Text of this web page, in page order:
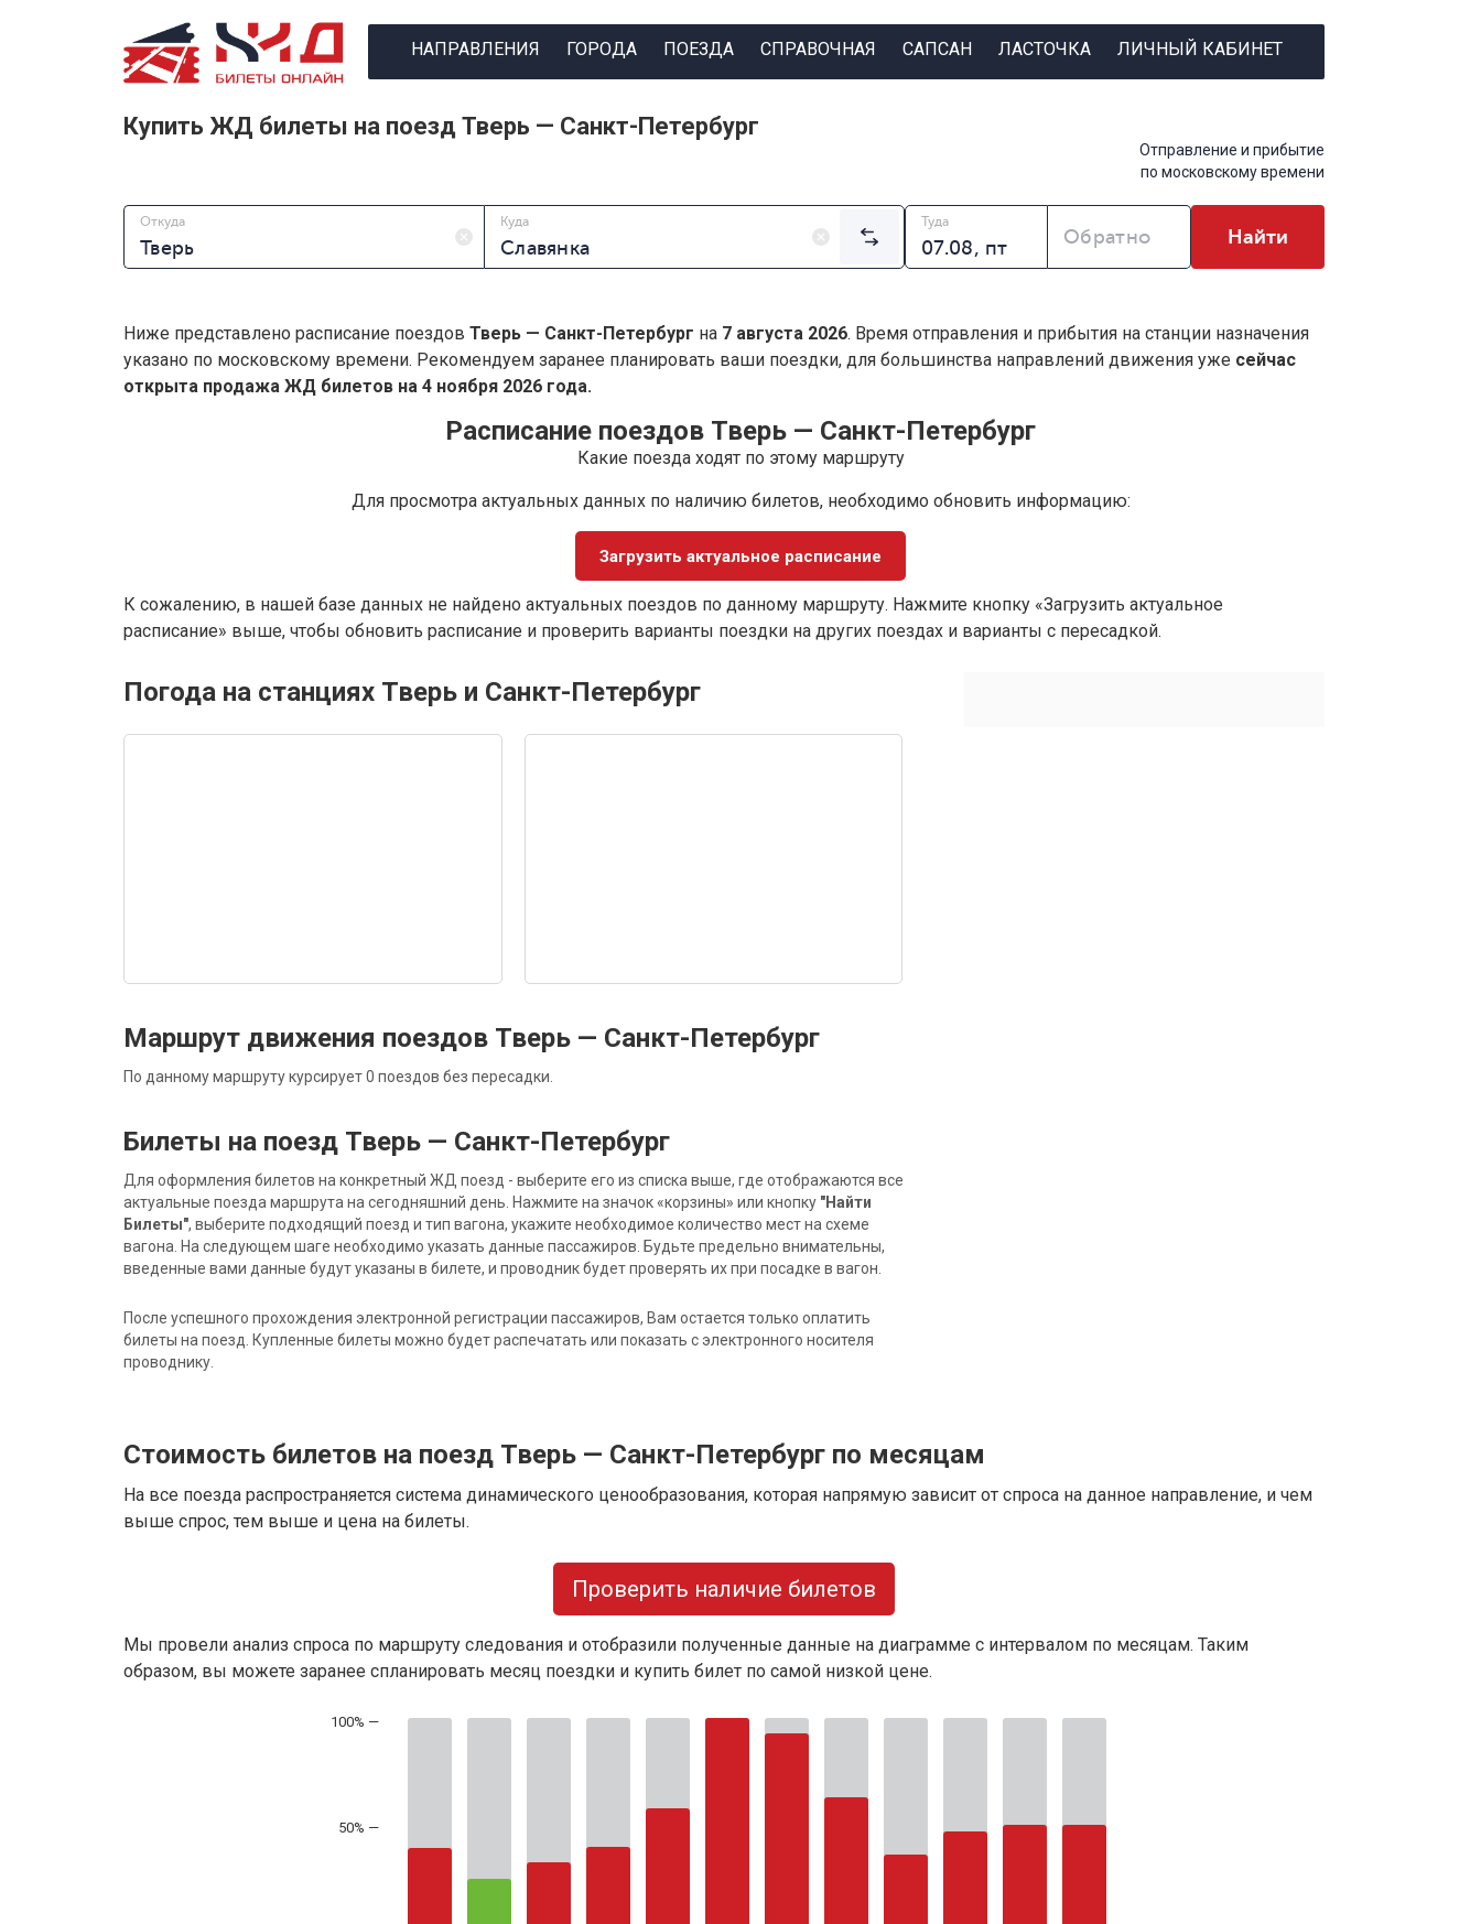
НАПРАВЛЕНИЯ ГОРОДА ПОЕЗДА СПРАВОЧНАЯ САПСАН ЛАСТОЧКА ЛИЧНЫЙ КАБИНЕТ
Купить ЖД билеты на поезд Тверь — Санкт-Петербург
Отправление и прибытие
по московскому времени
Откуда Куда Туда
Обратно Найти
Ниже представлено расписание поездов Тверь — Санкт-Петербург на 7 августа 2026. Время отправления и прибытия на станции назначения
указано по московскому времени. Рекомендуем заранее планировать ваши поездки, для большинства направлений движения уже сейчас
открыта продажа ЖД билетов на 4 ноября 2026 года.
Расписание поездов Тверь — Санкт-Петербург
Какие поезда ходят по этому маршруту
Для просмотра актуальных данных по наличию билетов, необходимо обновить информацию:
Загрузить актуальное расписание
К сожалению, в нашей базе данных не найдено актуальных поездов по данному маршруту. Нажмите кнопку «Загрузить актуальное
расписание» выше, чтобы обновить расписание и проверить варианты поездки на других поездах и варианты с пересадкой.
Погода на станциях Тверь и Санкт-Петербург
Маршрут движения поездов Тверь — Санкт-Петербург
По данному маршруту курсирует 0 поездов без пересадки.
Билеты на поезд Тверь — Санкт-Петербург
Для оформления билетов на конкретный ЖД поезд - выберите его из списка выше, где отображаются все
актуальные поезда маршрута на сегодняшний день. Нажмите на значок «корзины» или кнопку "Найти
Билеты", выберите подходящий поезд и тип вагона, укажите необходимое количество мест на схеме
вагона. На следующем шаге необходимо указать данные пассажиров. Будьте предельно внимательны,
введенные вами данные будут указаны в билете, и проводник будет проверять их при посадке в вагон.
После успешного прохождения электронной регистрации пассажиров, Вам остается только оплатить
билеты на поезд. Купленные билеты можно будет распечатать или показать с электронного носителя
проводнику.
Стоимость билетов на поезд Тверь — Санкт-Петербург по месяцам
На все поезда распространяется система динамического ценообразования, которая напрямую зависит от спроса на данное направление, и чем
выше спрос, тем выше и цена на билеты.
Проверить наличие билетов
Мы провели анализ спроса по маршруту следования и отобразили полученные данные на диаграмме с интервалом по месяцам. Таким
образом, вы можете заранее спланировать месяц поездки и купить билет по самой низкой цене.
50% —